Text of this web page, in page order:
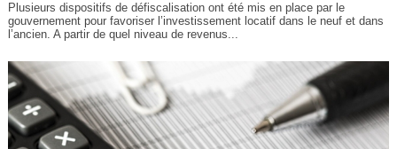
Plusieurs dispositifs de défiscalisation ont été mis en place par le
gouvernement pour favoriser l’investissement locatif dans le neuf et dans
l’ancien. A partir de quel niveau de revenus...